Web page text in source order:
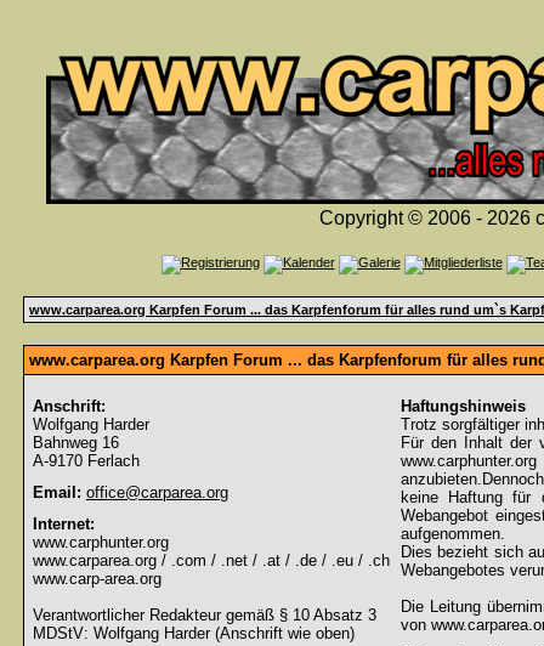
Copyright © 2006 - 2026
www.carparea.org Karpfen Forum ... das Karpfenforum für alles rund um`s
www.carparea.org Karpfen Forum ... das Karpfenforum für alles
Anschrift:
Wolfgang Harder
Bahnweg 16
A-9170 Ferlach
Email: office@carparea.org
Internet:
www.carphunter.org
www.carparea.org / .com / .net / .at / .de / .eu / .ch
www.carp-area.org
Verantwortlicher Redakteur gemäß § 10 Absatz 3
MDStV: Wolfgang Harder (Anschrift wie oben)
Haftungshinweis
Trotz sorgfältiger
Für den Inhalt der
keine Haftung für
Webangebot
aufgenommen.
Dies bezieht sich
Webangebotes
Die Leitung
von